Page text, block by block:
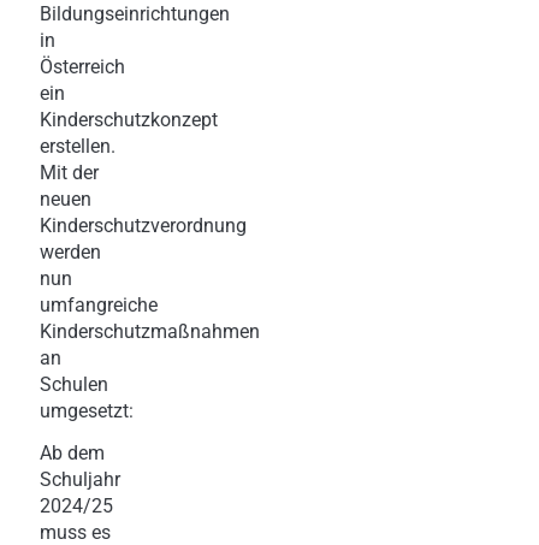
Bildungseinrichtungen
in
Österreich
ein
Kinderschutzkonzept
erstellen.
Mit der
neuen
Kinderschutzverordnung
werden
nun
umfangreiche
Kinderschutzmaßnahmen
an
Schulen
umgesetzt:
Ab dem
Schuljahr
2024/25
muss es